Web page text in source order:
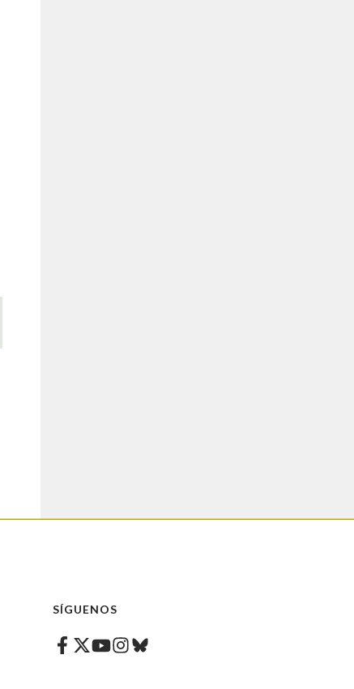
SÍGUENOS
Facebook
Twitter
Youtube
Instagram
Bluesky